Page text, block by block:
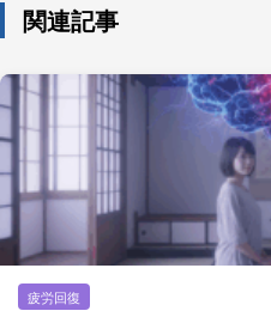
関連記事
疲労回復